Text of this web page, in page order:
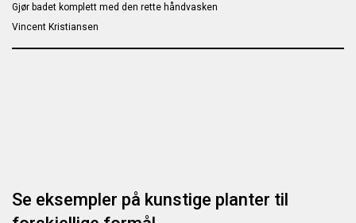
Gjør badet komplett med den rette håndvasken
Vincent Kristiansen
Se eksempler på kunstige planter til